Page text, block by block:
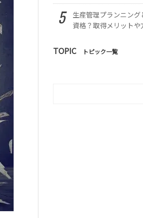
生産管理プランニング
資格？取得メリットや
TOPIC トピック一覧